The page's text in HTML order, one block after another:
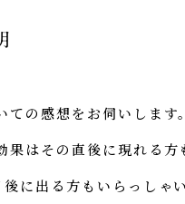
ての感想をお伺いします。
果はその直後に現れる方
に出る方もいらっしゃ